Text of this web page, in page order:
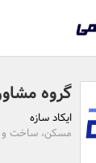
رسمی
-
اخبار
تایید
گروه
ایکاد سازه
مسکن، ساخت و